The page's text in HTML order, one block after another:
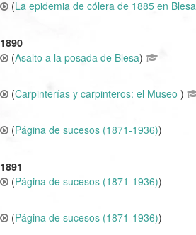
(La epidemia de cólera de 1885 en
1890
(Asalto a la posada de Blesa)
(Carpinterías y carpinteros: el Museo )
(Página de sucesos (1871-1936))
1891
(Página de sucesos (1871-1936))
(Página de sucesos (1871-1936))